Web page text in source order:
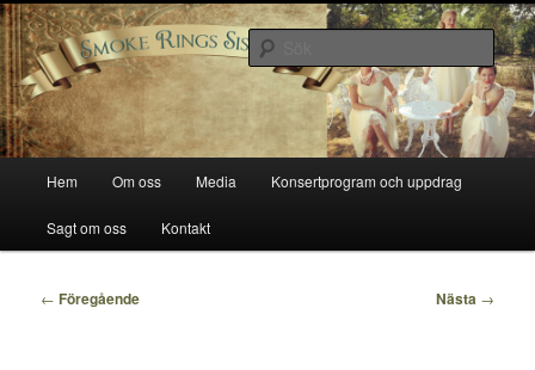
Hoppa
till
primärt
innehållSmoke Rings Sisters
Smoke Rings Sisters
Sök
Hem Om oss Media Konsertprogram och uppdrag
Sagt om oss Kontakt
Inläggsnavigering
← Föregående Nästa →